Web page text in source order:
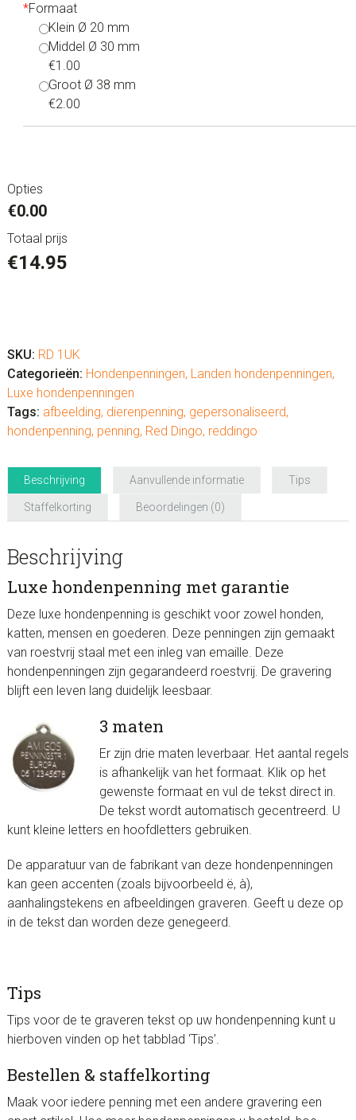
*Formaat
Klein Ø 20 mm
Middel Ø 30 mm
€1.00
Groot Ø 38 mm
€2.00
Opties
€0.00
Totaal prijs
€14.95
"Groot
Britannië"
aantal
SKU: RD 1UK
Categorieën: Hondenpenningen, Landen hondenpenningen,
Luxe hondenpenningen
Tags: afbeelding, dierenpenning, gepersonaliseerd,
hondenpenning, penning, Red Dingo, reddingo
Beschrijving Aanvullende informatie Tips
Staffelkorting Beoordelingen (0)
Beschrijving
Luxe hondenpenning met garantie
Deze luxe hondenpenning is geschikt voor zowel honden,
katten, mensen en goederen. Deze penningen zijn gemaakt
van roestvrij staal met een inleg van emaille. Deze
hondenpenningen zijn gegarandeerd roestvrij. De gravering
blijft een leven lang duidelijk leesbaar.
3 maten
Er zijn drie maten leverbaar. Het aantal regels
is afhankelijk van het formaat. Klik op het
gewenste formaat en vul de tekst direct in.
De tekst wordt automatisch gecentreerd. U
kunt kleine letters en hoofdletters gebruiken.
De apparatuur van de fabrikant van deze hondenpenningen
kan geen accenten (zoals bijvoorbeeld ë, à),
aanhalingstekens en afbeeldingen graveren. Geeft u deze op
in de tekst dan worden deze genegeerd.
Tips
Tips voor de te graveren tekst op uw hondenpenning kunt u
hierboven vinden op het tabblad ‘Tips’.
Bestellen & staffelkorting
Maak voor iedere penning met een andere gravering een